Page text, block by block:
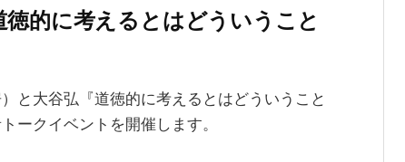
的に考えるとはどういうこと
と大谷弘『道徳的に考えるとはどういうこと
ークイベントを開催します。